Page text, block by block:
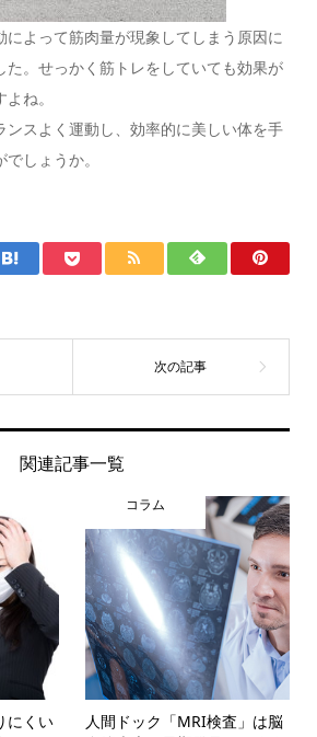
によって筋肉量が現象してしまう原因に
た。せっかく筋トレをしていても効果が
ね。
ンスよく運動し、効率的に美しい体を手
しょうか。
関連記事一覧
にくい
コラム
人間ドック「MRI検査」は脳